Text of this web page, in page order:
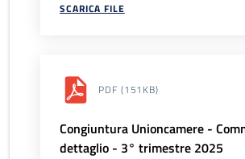
SCARICA FILE
PDF (151KB)
Congiuntura Unioncamere -
dettaglio - 3° trimestre 2025